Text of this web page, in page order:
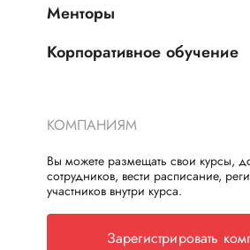
Менторы
Корпоративное обучение
КОМПАНИЯМ
Вы можете размещать свои курсы,
сотрудников, вести расписание,
участников внутри курса.
Зарегистрировать